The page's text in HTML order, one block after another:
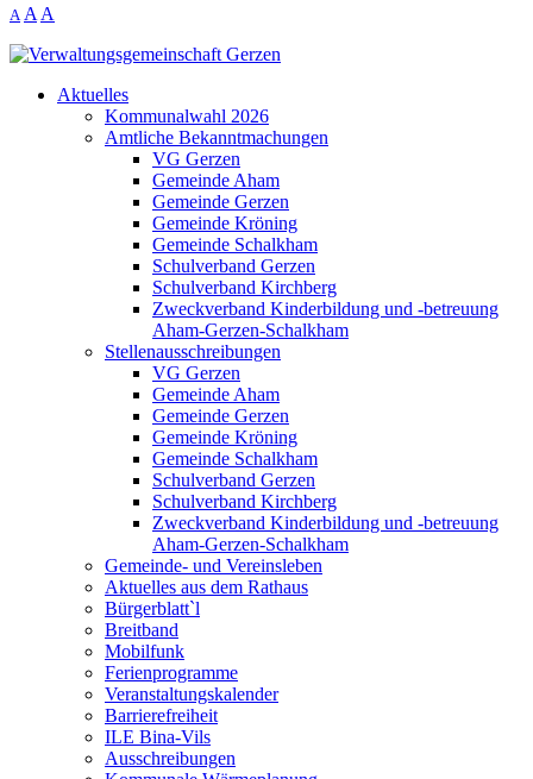
A A A
Aktuelles
Kommunalwahl 2026
Amtliche Bekanntmachungen
VG Gerzen
Gemeinde Aham
Gemeinde Gerzen
Gemeinde Kröning
Gemeinde Schalkham
Schulverband Gerzen
Schulverband Kirchberg
Zweckverband Kinderbildung und -betreuung
Aham-Gerzen-Schalkham
Stellenausschreibungen
VG Gerzen
Gemeinde Aham
Gemeinde Gerzen
Gemeinde Kröning
Gemeinde Schalkham
Schulverband Gerzen
Schulverband Kirchberg
Zweckverband Kinderbildung und -betreuung
Aham-Gerzen-Schalkham
Gemeinde- und Vereinsleben
Aktuelles aus dem Rathaus
Bürgerblatt`l
Breitband
Mobilfunk
Ferienprogramme
Veranstaltungskalender
Barrierefreiheit
ILE Bina-Vils
Ausschreibungen